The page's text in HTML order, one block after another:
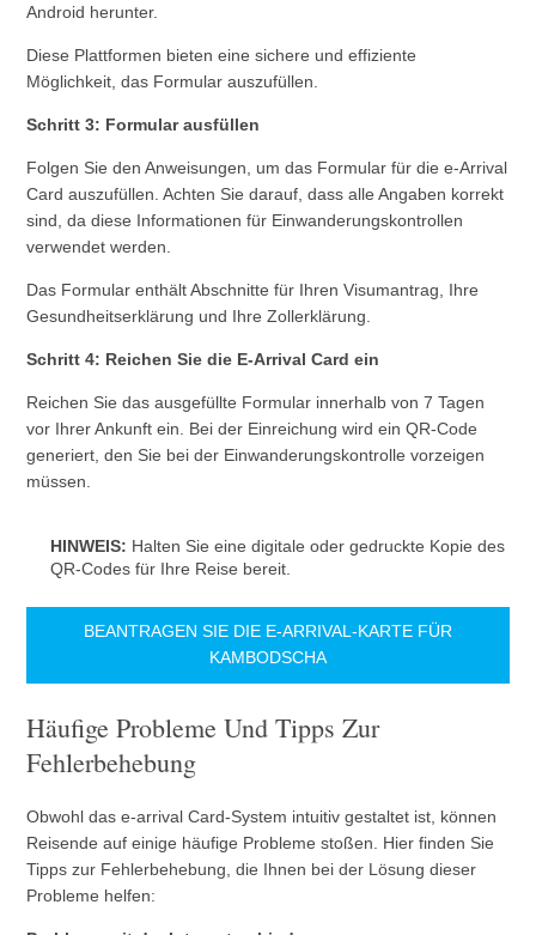
Android herunter.
Diese Plattformen bieten eine sichere und effiziente
Möglichkeit, das Formular auszufüllen.
Schritt 3: Formular ausfüllen
Folgen Sie den Anweisungen, um das Formular für die e-Arrival
Card auszufüllen. Achten Sie darauf, dass alle Angaben korrekt
sind, da diese Informationen für Einwanderungskontrollen
verwendet werden.
Das Formular enthält Abschnitte für Ihren Visumantrag, Ihre
Gesundheitserklärung und Ihre Zollerklärung.
Schritt 4: Reichen Sie die E-Arrival Card ein
Reichen Sie das ausgefüllte Formular innerhalb von 7 Tagen
vor Ihrer Ankunft ein. Bei der Einreichung wird ein QR-Code
generiert, den Sie bei der Einwanderungskontrolle vorzeigen
müssen.
HINWEIS: Halten Sie eine digitale oder gedruckte Kopie des
QR-Codes für Ihre Reise bereit.
BEANTRAGEN SIE DIE E-ARRIVAL-KARTE FÜR
KAMBODSCHA
Häufige Probleme Und Tipps Zur
Fehlerbehebung
Obwohl das e-arrival Card-System intuitiv gestaltet ist, können
Reisende auf einige häufige Probleme stoßen. Hier finden Sie
Tipps zur Fehlerbehebung, die Ihnen bei der Lösung dieser
Probleme helfen: